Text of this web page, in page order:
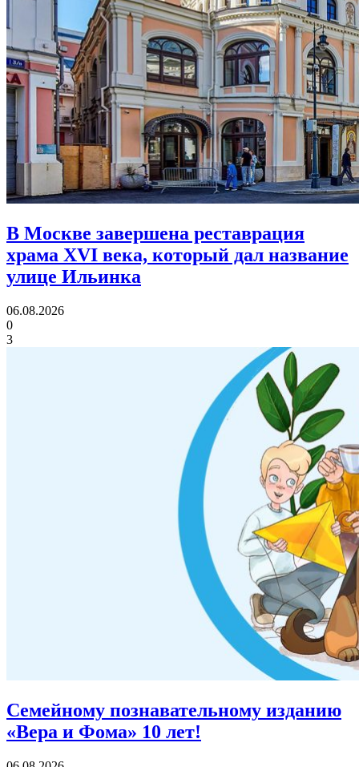
В Москве завершена реставрация
храма XVI века, который дал название
улице Ильинка
06.08.2026
0
3
Семейному познавательному изданию
«Вера и Фома» 10 лет!